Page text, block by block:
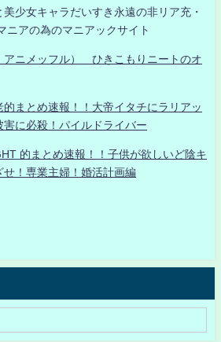
少女キャラだいすき永遠の非リア充・
ニアの為のマニアックサイト
アニメッフル） ひきこもりニートのオ
まとめ速報！！大帝イタチにラリアッ
害に必殺！パイルドライバー
的まとめ速報！！子供が欲しいど陰キ
せ！専業主婦！婚活計画編